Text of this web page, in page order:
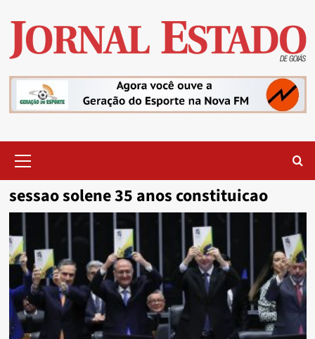
content
Menu
sessao solene 35 anos constituicao